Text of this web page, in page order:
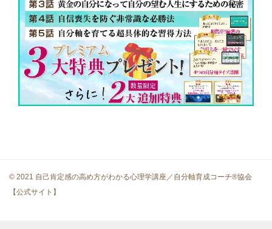
© 2021 自己肯定感の高め方がわかる心理学講座／自分軸育成コーチ®協会
【公式サイト】